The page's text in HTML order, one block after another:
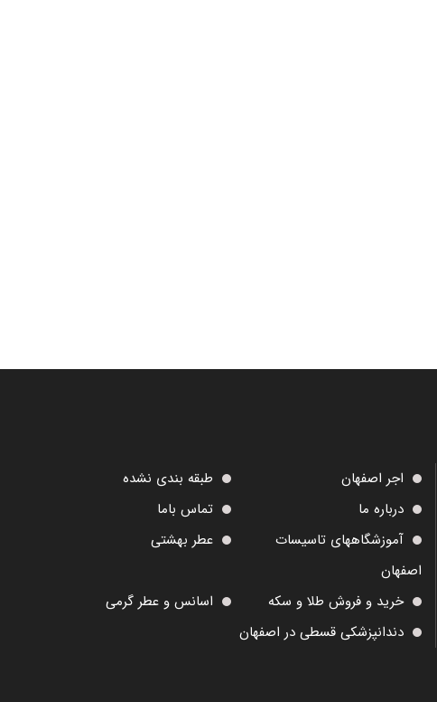
اجر اصفهان
طبقه بندی نشده
درباره ما
تماس باما
آموزشگاههای تاسیسات
اصفهان
عطر بهشتی
خرید و فروش طلا و سکه
اسانس و عطر گرمی
دندانپزشکی قسطی در اصفهان